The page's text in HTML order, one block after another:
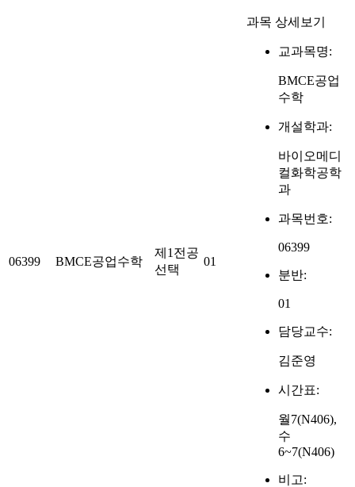
06399 BMCE공업수학
제1전공
선택
01
과목 상세보기
교과목명:
BMCE공업
수학
개설학과:
바이오메디
컬화학공학
과
과목번호:
06399
분반:
01
담당교수:
김준영
시간표:
월7(N406),
수
6~7(N406)
비고: